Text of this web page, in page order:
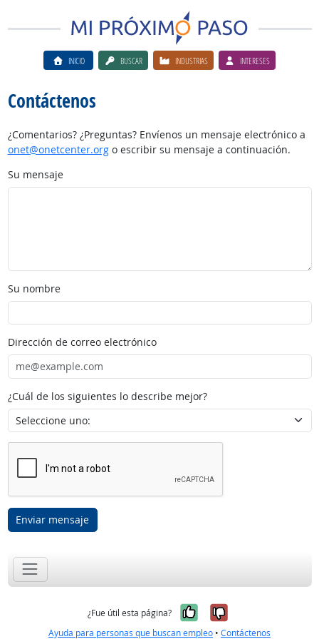
INICIO BUSCAR INDUSTRIAS INTERESES
Contáctenos
¿Comentarios? ¿Preguntas? Envíenos un mensaje electrónico a
onet@onetcenter.orgo escribir su mensaje a continuación.
Su mensaje
Su nombre
Dirección de correo electrónico
¿Cuál de los siguientes lo describe mejor?
Enviar mensaje
¿Fue útil esta página? Sí, fue útil
No, no fue
Ayuda para personas que buscan empleo • Contáctenos